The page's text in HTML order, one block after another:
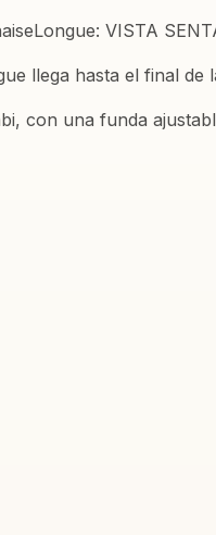
VISTA
llega hasta el final de
con una funda